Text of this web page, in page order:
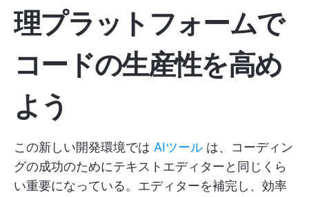
理プラットフォームで
コードの生産性を高め
よう
この新しい開発環境では AIツール は、コーディン
グの成功のためにテキストエディターと同じくら
い重要になっている。エディターを補完し、効率